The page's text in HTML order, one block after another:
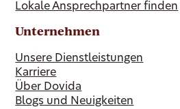
Lokale Ansprechpartner finden
Unternehmen
Unsere Dienstleistungen
Karriere
Über Dovida
Blogs und Neuigkeiten